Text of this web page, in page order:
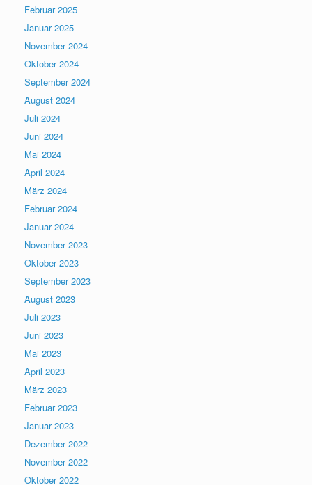
Februar 2025
Januar 2025
November 2024
Oktober 2024
September 2024
August 2024
Juli 2024
Juni 2024
Mai 2024
April 2024
März 2024
Februar 2024
Januar 2024
November 2023
Oktober 2023
September 2023
August 2023
Juli 2023
Juni 2023
Mai 2023
April 2023
März 2023
Februar 2023
Januar 2023
Dezember 2022
November 2022
Oktober 2022